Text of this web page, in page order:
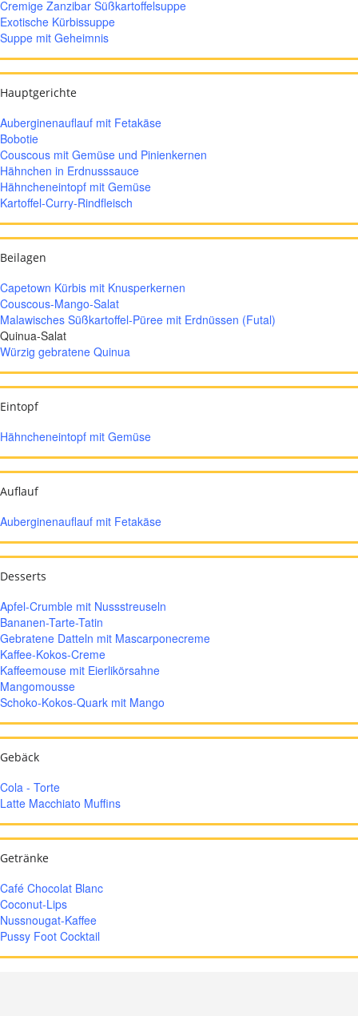
Cremige Zanzibar Süßkartoffelsuppe
Exotische Kürbissuppe
Suppe mit Geheimnis
Hauptgerichte
Auberginenauflauf mit Fetakäse
Bobotie
Couscous mit Gemüse und Pinienkernen
Hähnchen in Erdnusssauce
Hähncheneintopf mit Gemüse
Kartoffel-Curry-Rindfleisch
Beilagen
Capetown Kürbis mit Knusperkernen
Couscous-Mango-Salat
Malawisches Süßkartoffel-Püree mit Erdnüssen (Futal)
Quinua-Salat
Würzig gebratene Quinua
Eintopf
Hähncheneintopf mit Gemüse
Auflauf
Auberginenauflauf mit Fetakäse
Desserts
Apfel-Crumble mit Nussstreuseln
Bananen-Tarte-Tatin
Gebratene Datteln mit Mascarponecreme
Kaffee-Kokos-Creme
Kaffeemouse mit Eierlikörsahne
Mangomousse
Schoko-Kokos-Quark mit Mango
Gebäck
Cola - Torte
Latte Macchiato Muffins
Getränke
Café Chocolat Blanc
Coconut-Lips
Nussnougat-Kaffee
Pussy Foot Cocktail